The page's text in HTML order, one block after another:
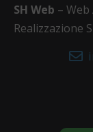
SH Web – Web
Realizzazione